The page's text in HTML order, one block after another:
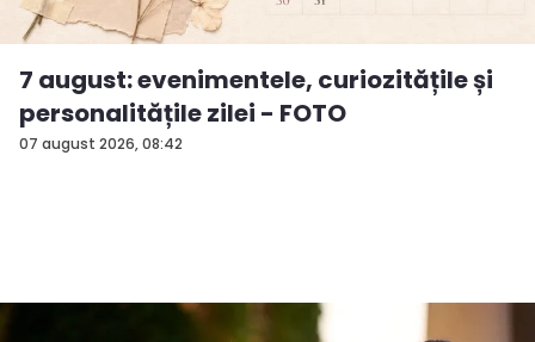
07 august 2026, 08:42
7 august: evenimentele, curiozitățile și
personalitățile zilei - FOTO